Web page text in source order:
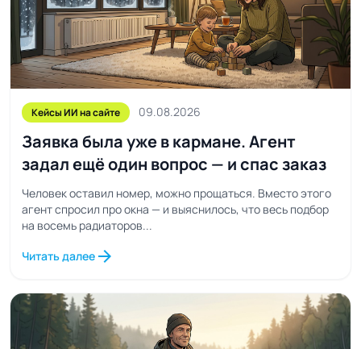
Кейсы ИИ на сайте 09.08.2026
Заявка была уже в кармане. Агент
задал ещё один вопрос — и спас заказ
Человек оставил номер, можно прощаться. Вместо этого
агент спросил про окна — и выяснилось, что весь подбор
на восемь радиаторов...
Читать далее arrow_forward